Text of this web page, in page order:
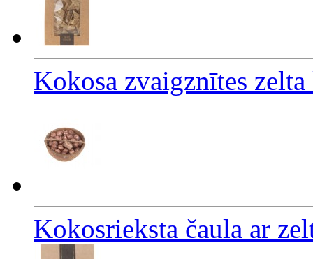
Kokosa zvaigznītes zelta
Kokosrieksta čaula ar